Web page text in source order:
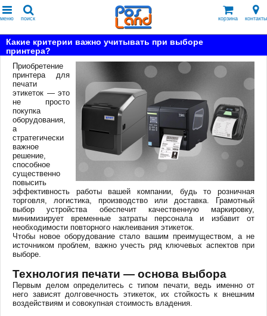
меню поиск корзина контакты
Какие критерии важно учитывать при выборе
принтера?
Приобретение
принтера для
печати
этикеток — это
не просто
покупка
оборудования,
а
стратегически
важное
решение,
способное
существенно
повысить
эффективность работы вашей компании, будь то розничная
торговля, логистика, производство или доставка. Грамотный
выбор устройства обеспечит качественную маркировку,
минимизирует временные затраты персонала и избавит от
необходимости повторного наклеивания этикеток.
Чтобы новое оборудование стало вашим преимуществом, а не
источником проблем, важно учесть ряд ключевых аспектов при
выборе.
Технология печати — основа выбора
Первым делом определитесь с типом печати, ведь именно от
него зависят долговечность этикеток, их стойкость к внешним
воздействиям и совокупная стоимость владения.